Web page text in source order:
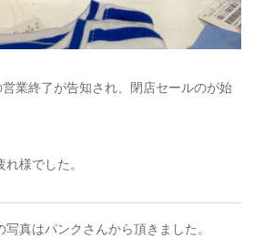
業終了が告知され、閉店セールのが始
様でした。
真はパンクさんから頂きました。